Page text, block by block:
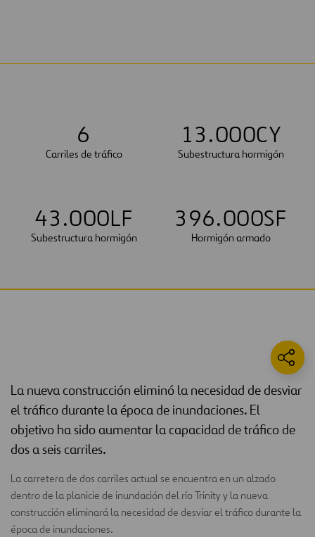
6
Carriles de tráfico
13.000CY
Subestructura hormigón
43.000LF
Subestructura hormigón
396.000SF
Hormigón armado
La nueva construcción eliminó la necesidad de desviar
el tráfico durante la época de inundaciones. El
objetivo ha sido aumentar la capacidad de tráfico de
dos a seis carriles.
La carretera de dos carriles actual se encuentra en un alzado
dentro de la planicie de inundación del río Trinity y la nueva
construcción eliminará la necesidad de desviar el tráfico durante la
época de inundaciones.